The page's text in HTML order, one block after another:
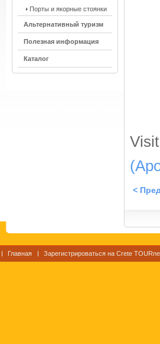
Порты и якорные стоянки
Альтернативный туризм
Полезная информация
Каталог
<
Главная Зарегистрироваться на Crete